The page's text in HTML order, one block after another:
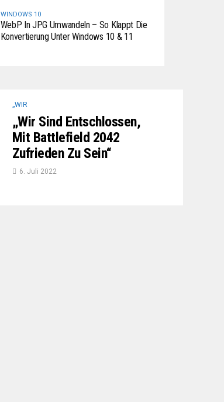
WINDOWS 10
WebP In JPG Umwandeln – So Klappt Die
Konvertierung Unter Windows 10 & 11
„WIR
„Wir Sind Entschlossen,
Mit Battlefield 2042
Zufrieden Zu Sein“
6. Juli 2022